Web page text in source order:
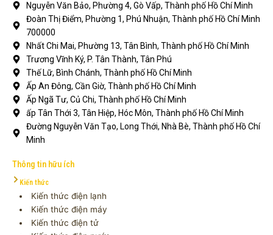
Nguyễn Văn Bảo, Phường 4, Gò Vấp, Thành phố Hồ Chí Minh
Đoàn Thị Điểm, Phường 1, Phú Nhuận, Thành phố Hồ Chí Minh
700000
Nhất Chi Mai, Phường 13, Tân Bình, Thành phố Hồ Chí Minh
Trương Vĩnh Ký, P. Tân Thành, Tân Phú
Thế Lữ, Bình Chánh, Thành phố Hồ Chí Minh
Ấp An Đông, Cần Giờ, Thành phố Hồ Chí Minh
Ấp Ngã Tư, Củ Chi, Thành phố Hồ Chí Minh
ấp Tân Thới 3, Tân Hiệp, Hóc Môn, Thành phố Hồ Chí Minh
Đường Nguyễn Văn Tạo, Long Thới, Nhà Bè, Thành phố Hồ Chí
Minh
Thông tin hữu ích
Kiến thức
Kiến thức điện lạnh
Kiến thức điện máy
Kiến thức điện tử